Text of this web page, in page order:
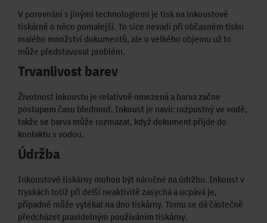
V porovnání s jinými technologiemi je tisk na inkoustové
tiskárně o něco pomalejší. To sice nevadí při občasném tisku
malého množství dokumentů, ale u velkého objemu už to
může představovat problém.
Trvanlivost barev
Životnost inkoustu je relativně omezená a barva začne
postupem času blednout. Inkoust je navíc rozpustný ve vodě,
takže se barva může rozmazat, když dokument přijde do
kontaktu s vodou.
Údržba
Inkoustové tiskárny mohou být náročné na údržbu. Inkoust v
tryskách totiž při delší neaktivitě zasychá a ucpává je,
případně může vytékat na dno tiskárny. Tomu se dá částečně
předcházet pravidelným používáním tiskárny.